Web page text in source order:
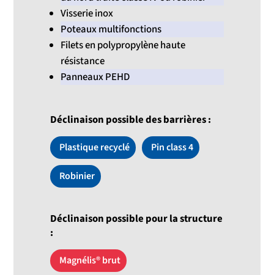
Visserie inox
Poteaux multifonctions
Filets en polypropylène haute
résistance
Panneaux PEHD
Déclinaison possible des barrières :
Plastique recyclé Pin class 4
Robinier
Déclinaison possible pour la structure
:
Magnélis® brut